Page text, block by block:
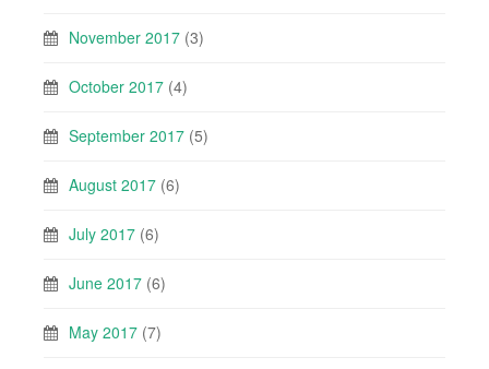
November 2017 (3)
October 2017 (4)
September 2017 (5)
August 2017 (6)
July 2017 (6)
June 2017 (6)
May 2017 (7)